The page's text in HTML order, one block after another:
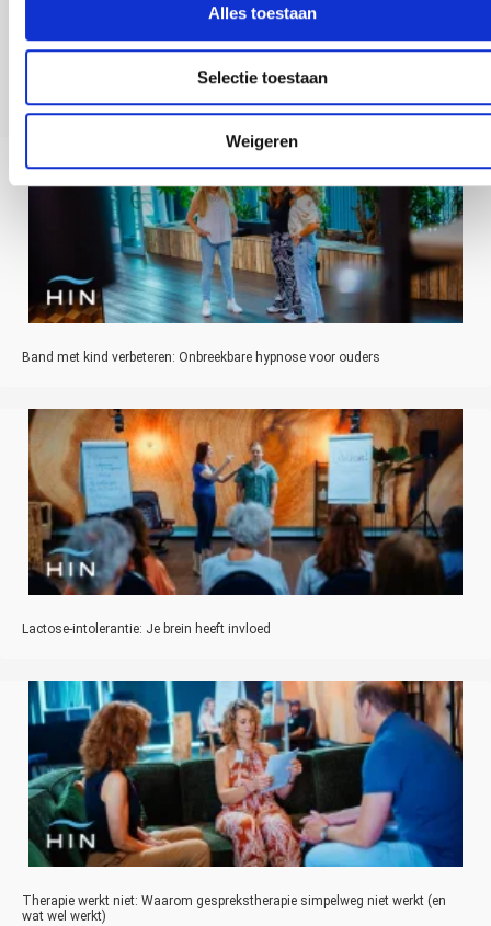
Alles toestaan
Selectie toestaan
Weigeren
Anderen bekeken ook
Band met kind verbeteren: Onbreekbare hypnose voor ouders
Lactose-intolerantie: Je brein heeft invloed
Therapie werkt niet: Waarom gesprekstherapie simpelweg niet werkt (en
wat wel werkt)